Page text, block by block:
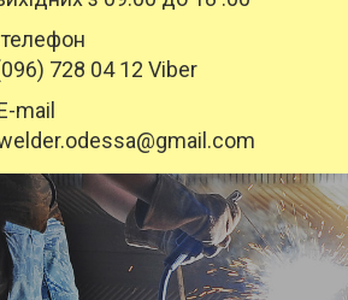
728 04 12 Viber
mail